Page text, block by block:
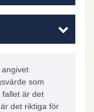
som
fallet är det
det riktiga för